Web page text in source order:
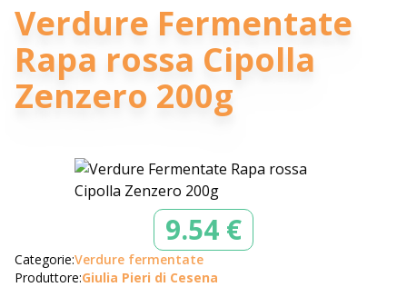
Verdure Fermentate
Rapa rossa Cipolla
Zenzero 200g
9.54 €
Categorie:Verdure fermentate
Produttore:Giulia Pieri di Cesena